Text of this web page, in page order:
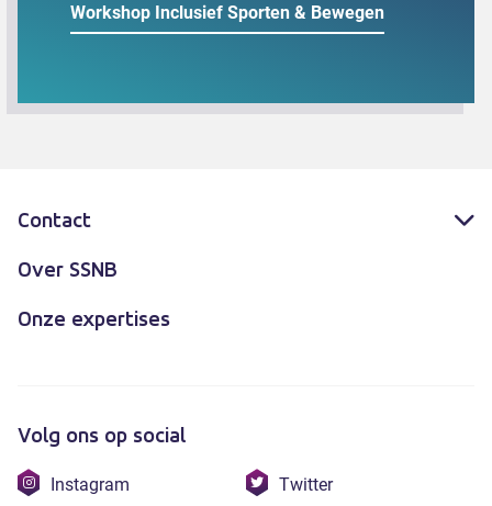
Workshop Inclusief Sporten & Bewegen
Contact
Over SSNB
Onze expertises
Volg ons op social
Bezoek
Instagram Bezoek
Twitter